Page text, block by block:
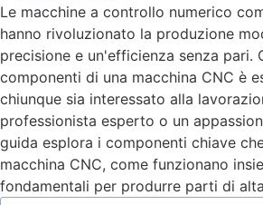
Le macchine a controllo numerico
hanno rivoluzionato la produzione
precisione e un'efficienza senza pari.
componenti di una macchina CNC è
chiunque sia interessato alla
professionista esperto o un
guida esplora i componenti chiave
macchina CNC, come funzionano
fondamentali per produrre parti di